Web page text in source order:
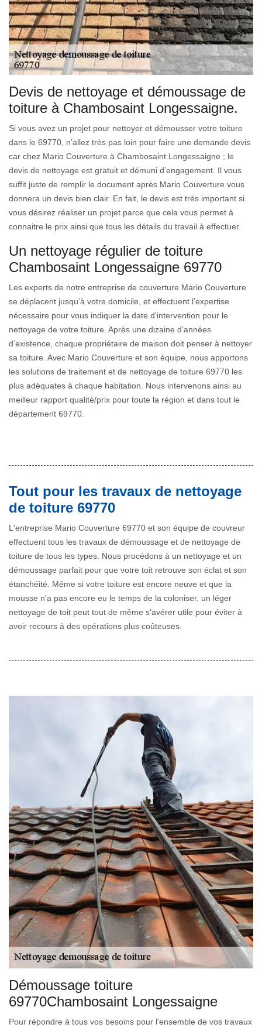
Devis de nettoyage et démoussage de
toiture à Chambosaint Longessaigne.
Si vous avez un projet pour nettoyer et démousser votre toiture
dans le 69770, n’allez très pas loin pour faire une demande devis
car chez Mario Couverture à Chambosaint Longessaigne ; le
devis de nettoyage est gratuit et démuni d’engagement. Il vous
suffit juste de remplir le document après Mario Couverture vous
donnera un devis bien clair. En fait, le devis est très important si
vous désirez réaliser un projet parce que cela vous permet à
connaitre le prix ainsi que tous les détails du travail à effectuer.
Un nettoyage régulier de toiture
Chambosaint Longessaigne 69770
Les experts de notre entreprise de couverture Mario Couverture
se déplacent jusqu’à votre domicile, et effectuent l’expertise
nécessaire pour vous indiquer la date d'intervention pour le
nettoyage de votre toiture. Après une dizaine d’années
d’existence, chaque propriétaire de maison doit penser à nettoyer
sa toiture. Avec Mario Couverture et son équipe, nous apportons
les solutions de traitement et de nettoyage de toiture 69770 les
plus adéquates à chaque habitation. Nous intervenons ainsi au
meilleur rapport qualité/prix pour toute la région et dans tout le
département 69770.
Tout pour les travaux de nettoyage
de toiture 69770
L'entreprise Mario Couverture 69770 et son équipe de couvreur
effectuent tous les travaux de démoussage et de nettoyage de
toiture de tous les types. Nous procédons à un nettoyage et un
démoussage parfait pour que votre toit retrouve son éclat et son
étanchéité. Même si votre toiture est encore neuve et que la
mousse n’a pas encore eu le temps de la coloniser, un léger
nettoyage de toit peut tout de même s’avérer utile pour éviter à
avoir recours à des opérations plus coûteuses.
Démoussage toiture
69770Chambosaint Longessaigne
Pour répondre à tous vos besoins pour l'ensemble de vos travaux